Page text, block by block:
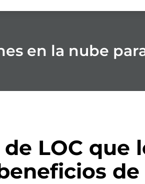
en la nube
LOC que
de